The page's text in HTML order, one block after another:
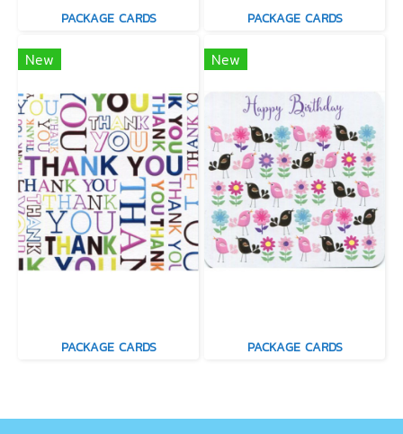
PACKAGE CARDS PACKAGE CARDS
New
PACKAGE CARDS
New
PACKAGE CARDS